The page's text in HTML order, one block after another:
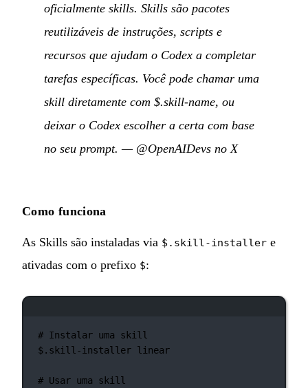
oficialmente skills. Skills são pacotes
reutilizáveis de instruções, scripts e
recursos que ajudam o Codex a completar
tarefas específicas. Você pode chamar uma
skill diretamente com $.skill-name, ou
deixar o Codex escolher a certa com base
no seu prompt. — @OpenAIDevs no X
Como funciona
As Skills são instaladas via $.skill-installer e
ativadas com o prefixo $:
# Instalar uma skill
$.skill-installer linear
# Usar uma skill